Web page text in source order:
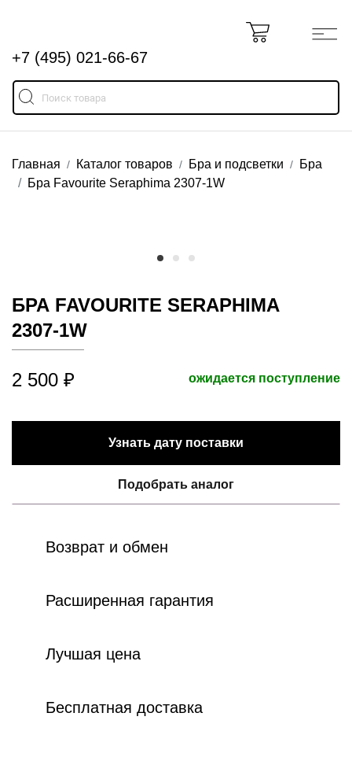
+7 (495) 021-66-67
Главная Каталог товаров Бра и подсветки
Бра
Бра Favourite Seraphima 2307-1W
БРА FAVOURITE SERAPHIMA
2307-1W
2 500 ₽ ожидается поступление
Узнать дату поставки
Подобрать аналог
Возврат и обмен
Расширенная гарантия
Лучшая цена
Бесплатная доставка